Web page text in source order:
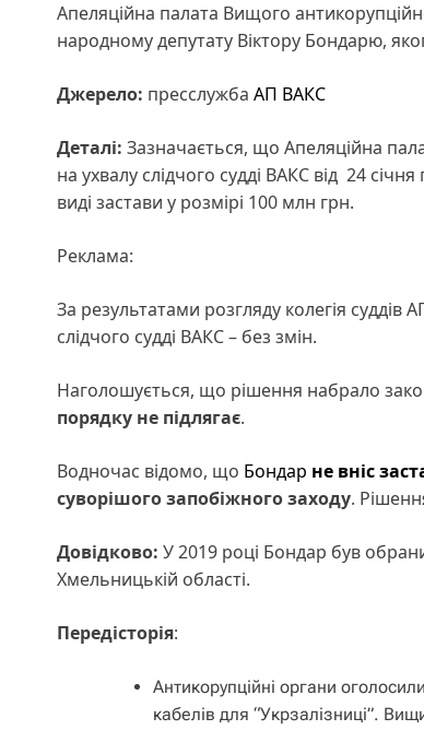
Апеляційна палата Вищого
народному депутату Віктору Бондарю,
Джерело: пресслужба АП ВАКС
Деталі: Зазначається, що Апеляційна
на ухвалу слідчого судді ВАКС від 24
виді застави у розмірі 100 млн грн.
Реклама:
За результатами розгляду колегія
слідчого судді ВАКС – без змін.
Наголошується, що рішення набрало
порядку не підлягає.
Водночас відомо, що Бондар не вніс
суворішого запобіжного заходу.
Довідково: У 2019 році Бондар був
Хмельницькій області.
Передісторія:
Антикорупційні органи оголосили
кабелів для “Укрзалізниці”.